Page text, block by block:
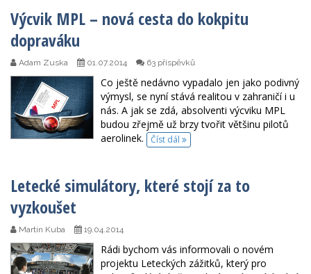
Výcvik MPL – nová cesta do kokpitu
dopraváku
Adam Zuska 01.07.2014 63 příspěvků
Co ještě nedávno vypadalo jen jako podivný
výmysl, se nyní stává realitou v zahraničí i u
nás. A jak se zdá, absolventi výcviku MPL
budou zřejmě už brzy tvořit většinu pilotů
aerolinek.
Číst dál
Letecké simulátory, které stojí za to
vyzkoušet
Martin Kuba 19.04.2014
Rádi bychom vás informovali o novém
projektu Leteckých zážitků, který pro